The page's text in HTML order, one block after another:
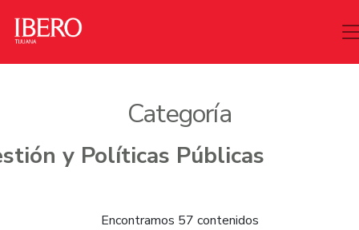
Categoría
Encontramos 57 contenidos